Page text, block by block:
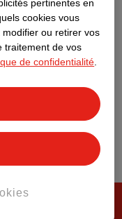
pertinentes en
cookies vous
ou retirer vos
traitement de vos
de confidentialité